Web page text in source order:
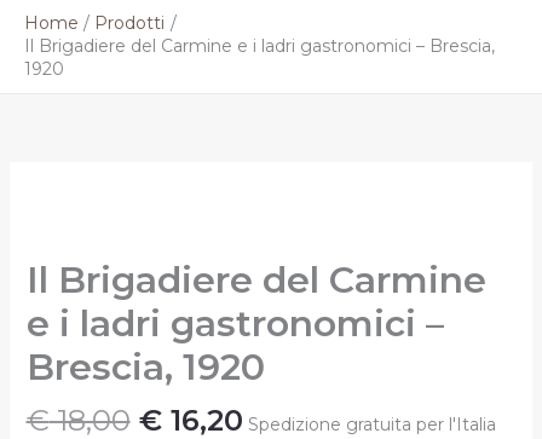
contenuto
Home
Prodotti
Il Brigadiere del Carmine e i ladri gastronomici – Brescia,
1920
Il Brigadiere del Carmine
e i ladri gastronomici –
Brescia, 1920
€18,00
era:
€ 18,00.
€16,20
€ 16,20.
Spedizione gratuita per l'Italia
ladri
gastronomici
-
1920